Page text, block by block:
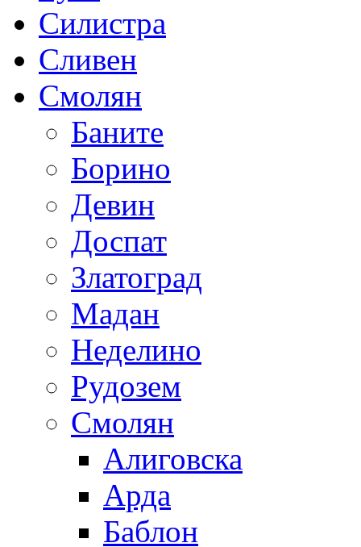
Силистра
Сливен
Смолян
Баните
Борино
Девин
Доспат
Златоград
Мадан
Неделино
Рудозем
Смолян
Алиговска
Арда
Баблон